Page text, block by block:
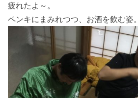
疲れたよ～。
ペンキにまみれつつ、お酒を飲む姿。